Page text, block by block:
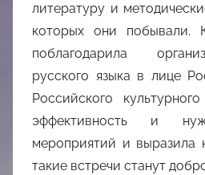
литературу и
которых они побывали.
поблагодарила
русского языка в лице
Российского
эффективность и
мероприятий и выразила
такие встречи станут